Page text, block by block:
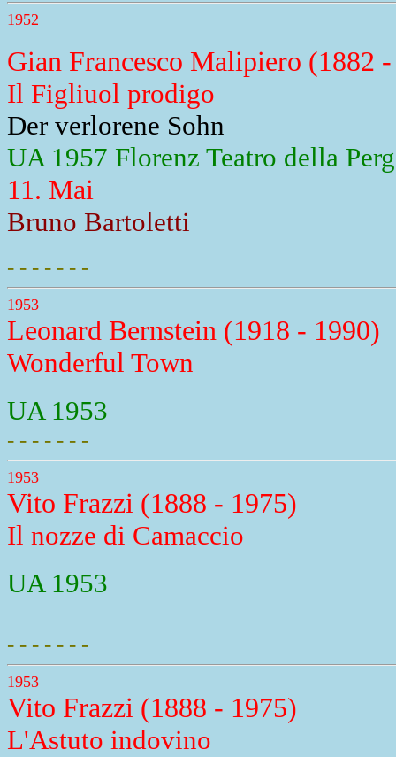
1952
Gian Francesco Malipiero (1882
Il Figliuol prodigo
Der verlorene Sohn
UA 1957 Florenz Teatro della
11. Mai
Bruno Bartoletti
- - - - - - -
1953
Leonard Bernstein (1918 - 1990)
Wonderful Town
UA 1953
- - - - - - -
1953
Vito Frazzi (1888 - 1975)
Il nozze di Camaccio
UA 1953
- - - - - - -
1953
Vito Frazzi (1888 - 1975)
L'Astuto indovino